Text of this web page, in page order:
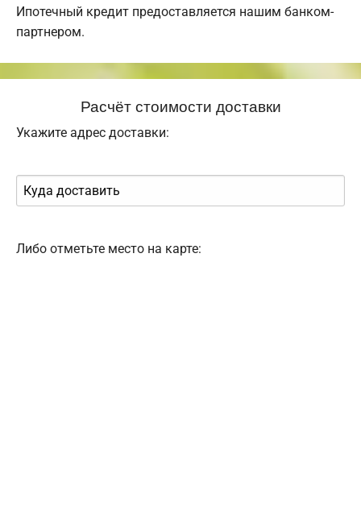
Ипотечный кредит предоставляется нашим банком-
партнером.
Расчёт стоимости доставки
Укажите адрес доставки:
Либо отметьте место на карте: